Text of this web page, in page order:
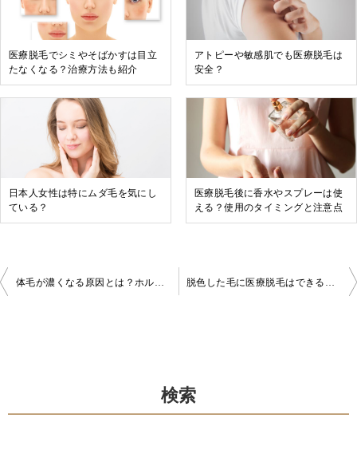
医療脱毛でシミやそばかすは目立
たなくなる？治療方法も紹介
アトピーや敏感肌でも医療脱毛は
安全？
日本人女性は特にムダ毛を気にし
ている？
医療脱毛後に香水やスプレーは使
える？使用のタイミングと注意点
投
体毛が濃くなる原因とは？ホルモンや生活習慣との関係を解説 脱色した毛に医療脱毛はできる？色素が薄い毛への対応と注意点
検索